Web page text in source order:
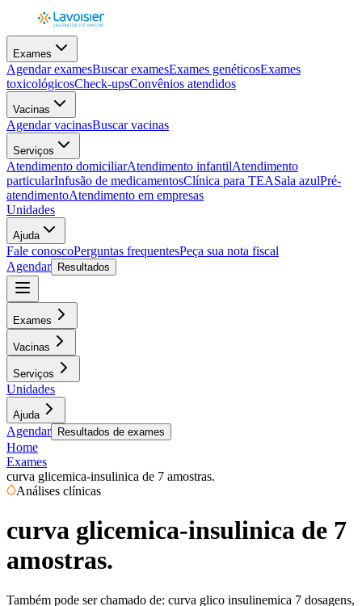
Exames
Agendar examesBuscar examesExames genéticosExames
toxicológicosCheck-upsConvênios atendidos
Vacinas
Agendar vacinasBuscar vacinas
Serviços
Atendimento domiciliarAtendimento infantilAtendimento
particularInfusão de medicamentosClínica para TEASala azulPré-
atendimentoAtendimento em empresas
Unidades
Ajuda
Fale conoscoPerguntas frequentesPeça sua nota fiscal
Agendar
Resultados
Exames
Vacinas
Serviços
Unidades
Ajuda
Agendar Resultados de exames
Home
Exames
curva glicemica-insulinica de 7 amostras.
Análises clínicas
curva glicemica-insulinica de 7
amostras.
Também pode ser chamado de: curva glico insulinemica 7 dosagens,